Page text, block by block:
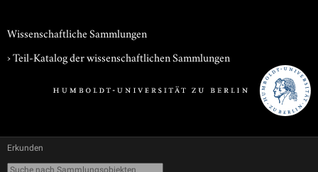
Wissenschaftliche Sammlungen
› Teil-Katalog der wissenschaftlichen Sammlungen
Erkunden